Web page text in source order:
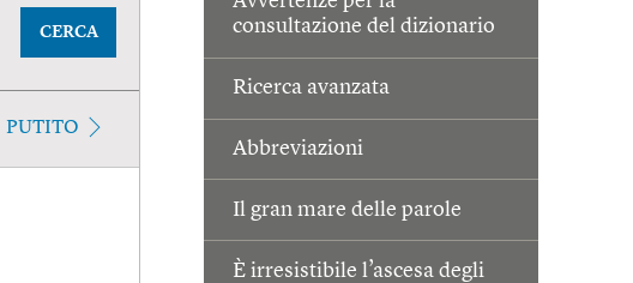
consultazione del dizionario
Ricerca avanzata
Abbreviazioni
Il gran mare delle parole
È irresistibile l’ascesa degli
CERCA
PUTITO